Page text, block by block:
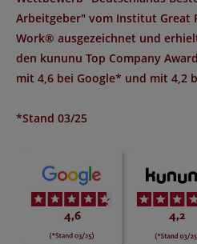
Arbeitgeber" vom Institut Great
Work® ausgezeichnet und
den kununu Top Company Award
mit 4,6 bei Google* und mit 4,2
*Stand 03/25